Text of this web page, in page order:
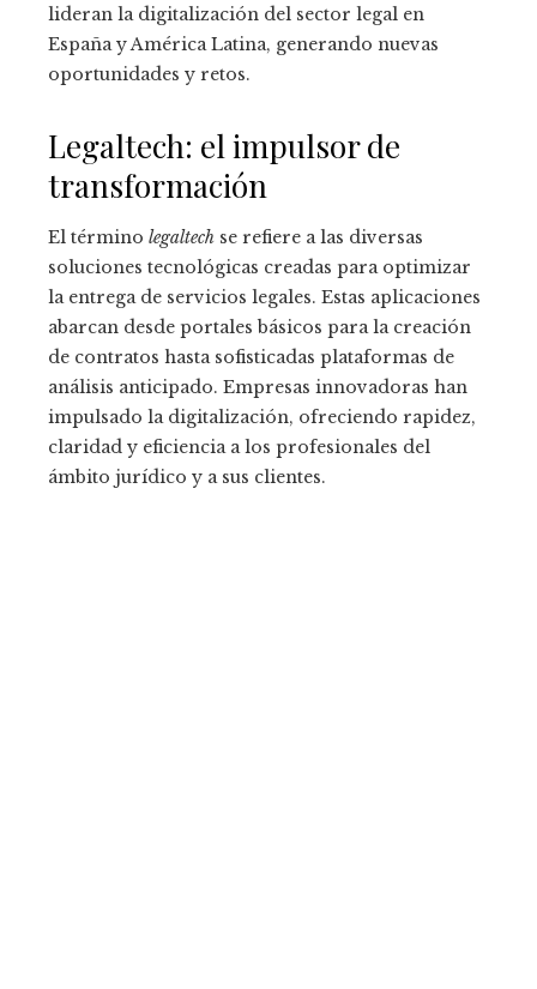
lideran la digitalización del sector legal en
España y América Latina, generando nuevas
oportunidades y retos.
Legaltech: el impulsor de
transformación
El término legaltech se refiere a las diversas
soluciones tecnológicas creadas para optimizar
la entrega de servicios legales. Estas aplicaciones
abarcan desde portales básicos para la creación
de contratos hasta sofisticadas plataformas de
análisis anticipado. Empresas innovadoras han
impulsado la digitalización, ofreciendo rapidez,
claridad y eficiencia a los profesionales del
ámbito jurídico y a sus clientes.